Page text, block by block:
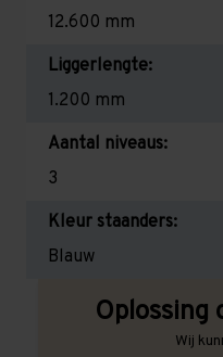
12.600 mm
Liggerlengte:
1.200 mm
Aantal niveaus:
3
Kleur staanders:
Blauw
Oplossing
Wij